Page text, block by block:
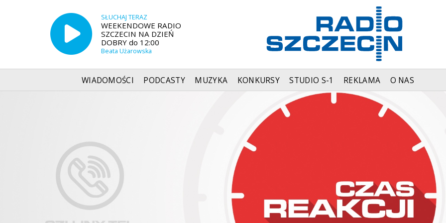
SŁUCHAJ TERAZ
WEEKENDOWE RADIO
SZCZECIN NA DZIEŃ
DOBRY do 12:00
Beata Użarowska
WIADOMOŚCI PODCASTY MUZYKA KONKURSY STUDIO S-1 REKLAMA O NAS